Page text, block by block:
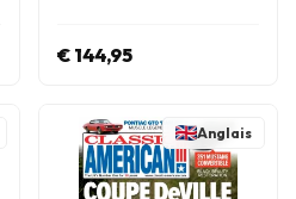
€ 144,95
Anglais